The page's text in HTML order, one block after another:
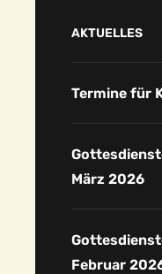
AKTUELLES
Termine für
März 2026
Februar